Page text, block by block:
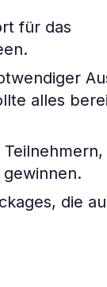
für das
alles
die